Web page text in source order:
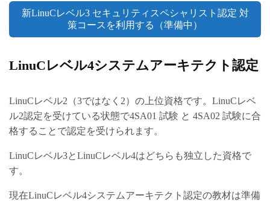
新LinuCレベル3 セキュリティスペシャリスト認定 対
策コースを利用する（準備中）
LinuCレベル4システムアーキテクト認定
LinuCレベル2（3ではなく2）の上位資格です。LinuCレベ
ル2認定を受けている状態で4SA01 試験 と 4SA02 試験に合
格することで認定を受けられます。
LinuCレベル3とLinuCレベル4はどちらも独立した資格で
す。
現在LinuCレベル4システムアーキテクト認定の教材は準備